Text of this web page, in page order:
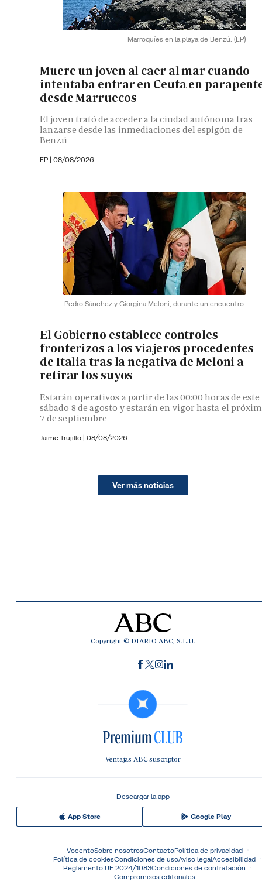
Marroquíes en la playa de Benzú. (EP)
Muere un joven al caer al mar cuando
intentaba entrar en Ceuta en
desde Marruecos
El joven trató de acceder a la ciudad autónoma tras
lanzarse desde las inmediaciones del espigón de
Benzú
EP | 08/08/2026
Pedro Sánchez y Giorgina Meloni, durante un encuentro.
El Gobierno establece controles
fronterizos a los viajeros procedentes
de Italia tras la negativa de Meloni a
retirar los suyos
Estarán operativos a partir de las 00:00 horas de este
sábado 8 de agosto y estarán en vigor hasta el
7 de septiembre
Jaime Trujillo | 08/08/2026
Ver más noticias
Copyright © DIARIO ABC, S.L.U.
Ventajas ABC suscriptor
Descargar la app
App Store Google Play
VocentoSobre nosotrosContactoPolítica de privacidad
Política de cookiesCondiciones de usoAviso legalAccesibilidad
Reglamento UE 2024/1083Condiciones de contratación
Compromisos editoriales